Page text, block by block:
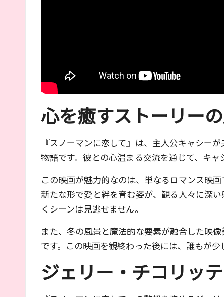
心を癒すストーリー
『スノーマンに恋して』は、主人公キャシー
物語です。彼との心温まる交流を通じて、キ
この映画が魅力的なのは、単なるロマンス映
新たな形で愛と絆を育む姿が、観る人々に深
くシーンは見逃せません。
また、冬の風景と魔法的な要素が融合した映
です。この映画を観終わった後には、誰もが
ジェリー・チコリッ